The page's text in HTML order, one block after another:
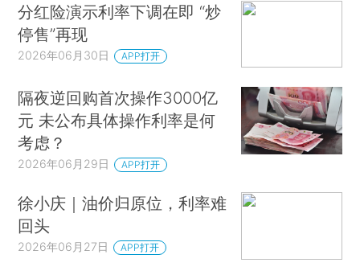
分红险演示利率下调在即 “炒
停售”再现
2026年06月30日 APP打开
隔夜逆回购首次操作3000亿
元 未公布具体操作利率是何
考虑？
2026年06月29日 APP打开
徐小庆｜油价归原位，利率难
回头
2026年06月27日 APP打开